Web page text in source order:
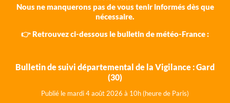
Nous ne manquerons pas de vous tenir informés dès que
nécessaire.
👉 Retrouvez ci-dessous le bulletin de météo-France :
Bulletin de suivi départemental de la Vigilance : Gard
(30)
Publié le mardi 4 août 2026 à 10h (heure de Paris)